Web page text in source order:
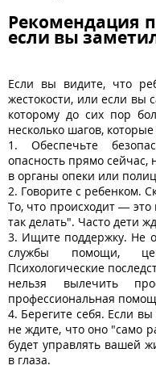
Рекомендация
если вы
Если вы видите, что
жестокости, или если вы
которому до сих пор
несколько шагов, которые
1. Обеспечьте
опасность прямо сейчас,
в органы опеки или
2. Говорите с ребенком.
То, что происходит —
так делать". Часто дети
3. Ищите поддержку. Не
службы помощи,
Психологические
нельзя вылечить
профессиональная
4. Берегите себя. Если
не ждите, что оно "само
будет управлять вашей
в глаза.